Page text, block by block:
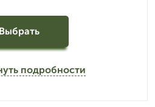
Выбрать
подробности